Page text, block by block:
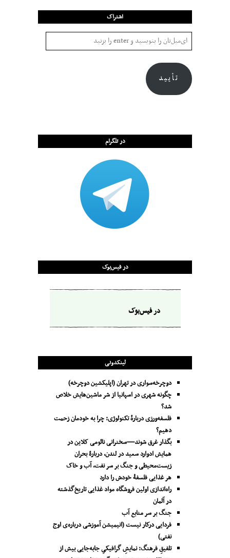
اشتراک
تأیید
در تلگرام
در فیس‌بوک
در فیس‌بوک
لینکدونی
دوچرخه‌سواری در تهران (اپلیکشین دوچرخه)
چگونه شهری در اسپانیا از شر ماشین‌هایش خلاص
شد؟
فلسفه‌ورزی دربارهٔ تکنولوژی: چرا به خودمان زحمت
دهیم؟
بگذار غرق شوند—سخنرانی نائومی کلاین در
همایش ادوارد سعید در لندن، دربارۀ بحران
زیست‌محیطی و جنگ بر سر نفت، آب و خاک
هر غذایی فلسفۀ خودش را دارد
راه‌اندازی اولین فروشگاه مواد غذایی تاریخ‌گذشته
در آلمان
جنگ بر سر منابع آب
فردایی درکار نیست (انیمیشن آموزشی درباره‌ی اوج
نفتی)
تلفیقِ فرهنگ: نمایشِ گرافیکیِ جا‌به‌جایی بیش از